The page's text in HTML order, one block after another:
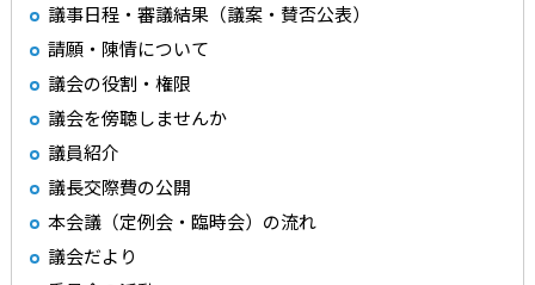
議事日程・審議結果（議案・賛否公表）
請願・陳情について
議会の役割・権限
議会を傍聴しませんか
議員紹介
議長交際費の公開
本会議（定例会・臨時会）の流れ
議会だより